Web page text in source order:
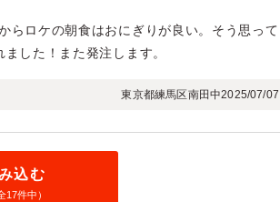
らロケの朝食はおにぎりが良い。そう思って
した！また発注します。
東京都練馬区南田中2025/07/07
込む
17件中）